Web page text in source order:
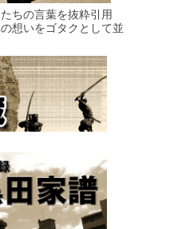
ちの言葉を抜粋引用
想いをゴタクとして並